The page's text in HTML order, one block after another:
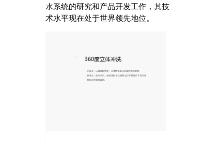
水系统的研究和产品开发工作，其技
术水平现在处于世界领先地位。